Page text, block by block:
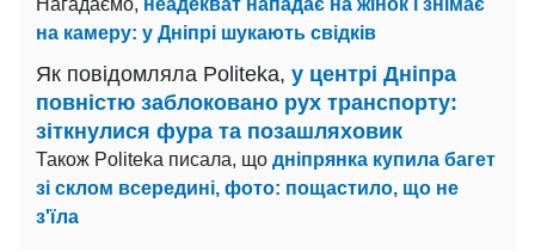
на камеру: у Дніпрі шукають свідків
Як повідомляла Politeka, у центрі Дніпра
повністю заблоковано рух транспорту:
зіткнулися фура та позашляховик
Також Politeka писала, що дніпрянка купила багет
зі склом всередині, фото: пощастило, що не
з'їла